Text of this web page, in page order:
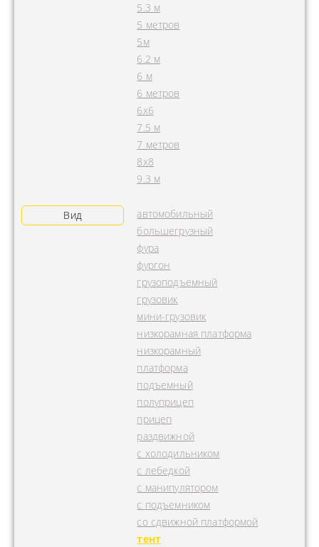
5.3 м
5 метров
5м
6.2 м
6 м
6 метров
6х6
7.5 м
7 метров
8х8
9.3 м
Вид
автомобильный
большегрузный
фура
фургон
грузоподъемный
грузовик
мини-грузовик
низкорамная платформа
низкорамный
платформа
подъемный
полуприцеп
прицеп
раздвижной
с холодильником
с лебедкой
с манипулятором
с подъемником
со сдвижной платформой
тент